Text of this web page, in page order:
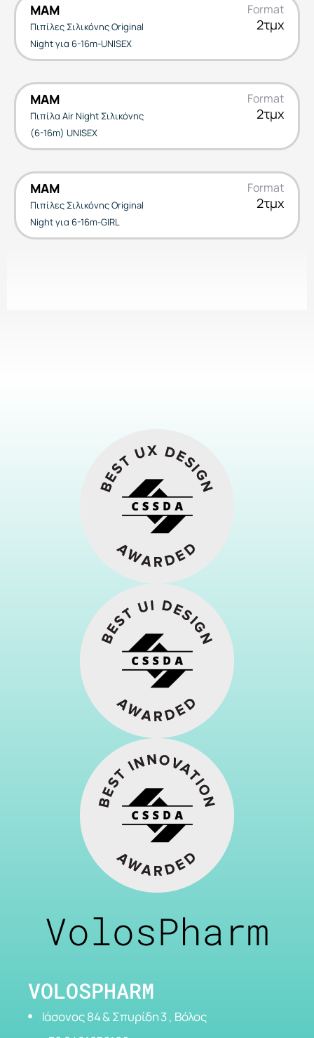
MAM
Πιπίλες Σιλικόνης Original
Night για 6-16m-UNISEX
Format
2τμχ
MAM
Πιπίλα Air Night Σιλικόνης
(6-16m) UNISEX
Format
2τμχ
MAM
Πιπίλες Σιλικόνης Original
Night για 6-16m-GIRL
Format
2τμχ
VolosPharm
VOLOSPHARM
Ιάσονος 84 & Σπυρίδη 3 , Βόλος